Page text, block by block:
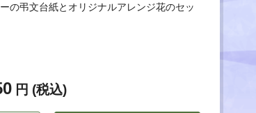
の弔文台紙とオリジナルアレンジ花のセッ
円 (税込)